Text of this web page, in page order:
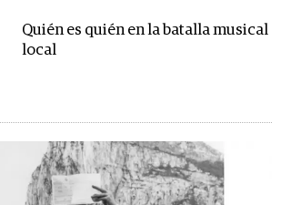
Quién es quién en la batalla musical
local